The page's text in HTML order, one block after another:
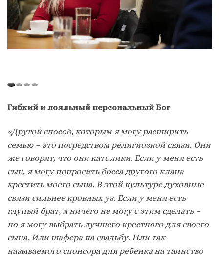
Гибкий и лояльный персональный Бог
«Другой способ, которым я могу расширить
семью – это посредством религиозной связи. Они
же говорят, что они католики. Если у меня есть
сын, я могу попросить босса другого клана
крестить моего сына. В этой культуре духовные
связи сильнее кровных уз. Если у меня есть
глупый брат, я ничего не могу с этим сделать –
но я могу выбрать лучшего крестного для своего
сына. Или шафера на свадьбу. Или так
называемого спонсора для ребенка на таинство